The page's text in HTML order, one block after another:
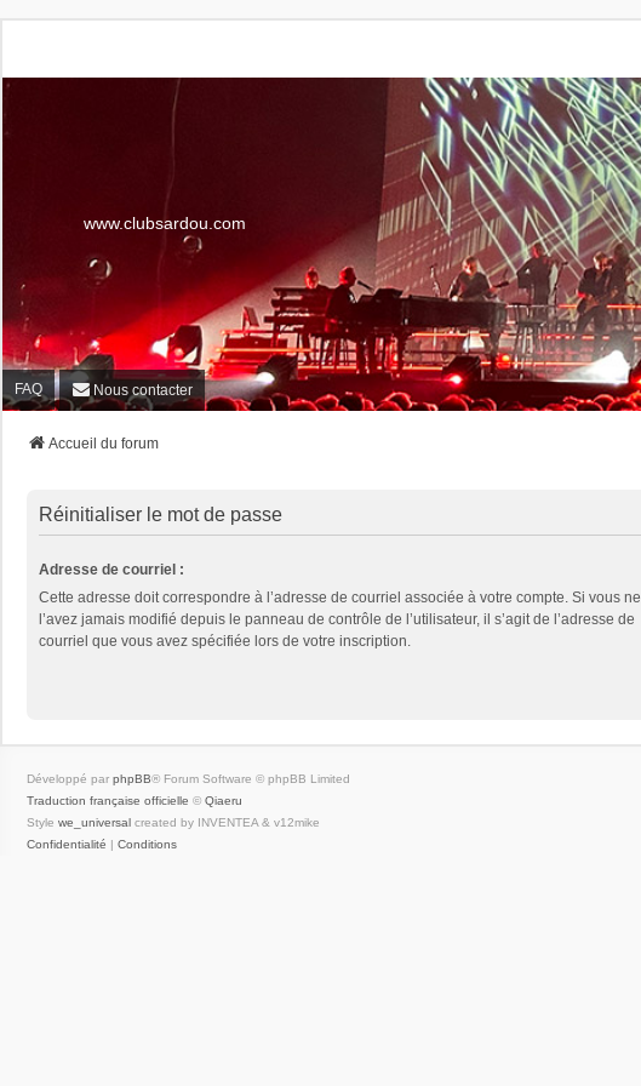
www.clubsardou.com
FAQ Nous contacter
Accueil du forum
Réinitialiser le mot de passe
Adresse de courriel :
Cette adresse doit correspondre à l’adresse de courriel associée à votre compte. Si vous ne
l’avez jamais modifié depuis le panneau de contrôle de l’utilisateur, il s’agit de l’adresse de
courriel que vous avez spécifiée lors de votre inscription.
Développé par phpBB® Forum Software © phpBB Limited
Traduction française officielle © Qiaeru
Style we_universal created by INVENTEA & v12mike
Confidentialité | Conditions